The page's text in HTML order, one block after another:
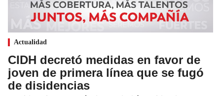
Actualidad
CIDH decretó medidas en favor de
joven de primera línea que se fugó
de disidencias